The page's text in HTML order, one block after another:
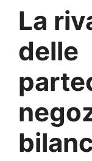
La
delle